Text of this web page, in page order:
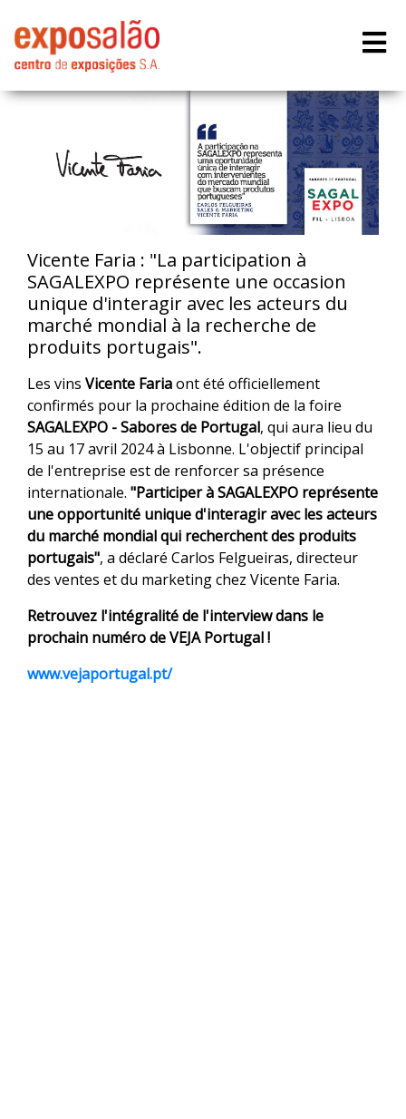
Vicente Faria : "La participation à
SAGALEXPO représente une occasion
unique d'interagir avec les acteurs du
marché mondial à la recherche de
produits portugais".
Les vins Vicente Fariaont été officiellement
confirmés pour la prochaine édition de la foire
SAGALEXPO - Sabores de Portugal, qui aura lieu du
15 au 17 avril 2024 à Lisbonne. L'objectif principal
de l'entreprise est de renforcer sa présence
internationale. "Participer à SAGALEXPO représente
une opportunité unique d'interagir avec les acteurs
du marché mondial qui recherchent des produits
portugais", a déclaré Carlos Felgueiras, directeur
des ventes et du marketing chez Vicente Faria.
Retrouvez l'intégralité de l'interview dans le
prochain numéro de VEJA Portugal !
www.vejaportugal.pt/